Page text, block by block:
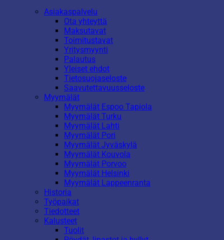
Asiakaspalvelu
Ota yhteyttä
Maksutavat
Toimitustavat
Yritysmyynti
Palautus
Yleiset ehdot
Tietosuojaseloste
Saavutettavuusseloste
Myymälät
Myymälät Espoo Tapiola
Myymälät Turku
Myymälät Lahti
Myymälät Pori
Myymälät Jyväskylä
Myymälät Kouvola
Myymälät Porvoo
Myymälät Helsinki
Myymälät Lappeenranta
Historia
Työpaikat
Tiedotteet
Kalusteet
Tuolit